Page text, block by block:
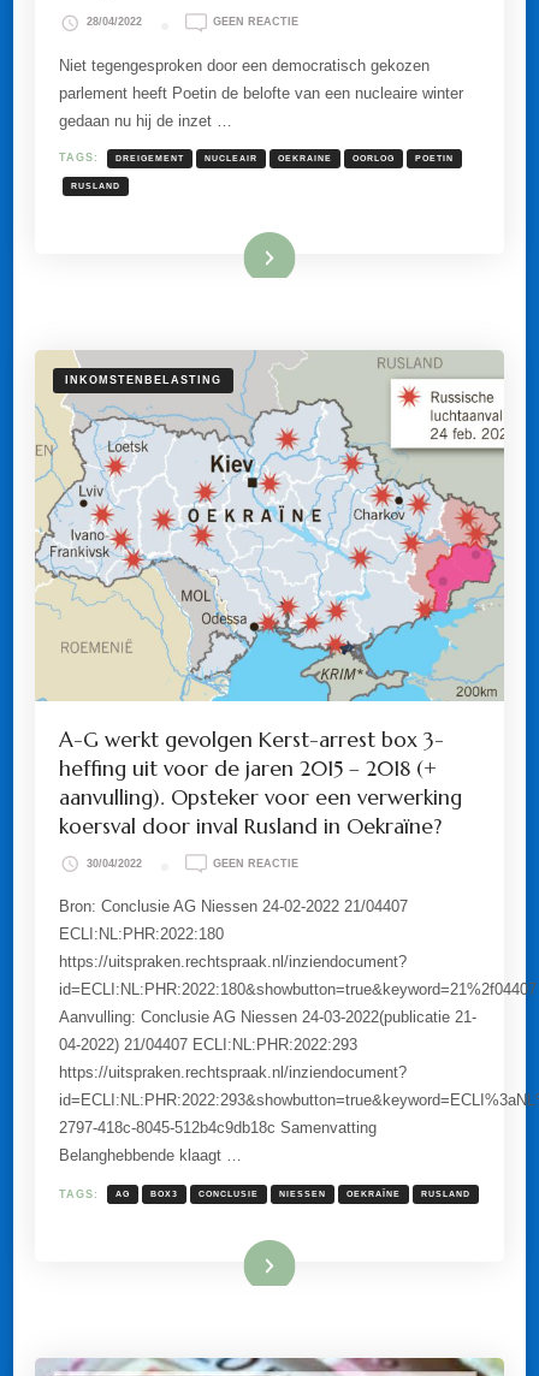
28/04/2022 GEEN REACTIEOP
AUTOCRAAT
MET
DREIGEMENT
Niet tegengesproken door een democratisch gekozen
parlement heeft Poetin de belofte van een nucleaire winter
gedaan nu hij de inzet …
TAGS: DREIGEMENT NUCLEAIR OEKRAINE OORLOG POETIN
RUSLAND
Lees meer
INKOMSTENBELASTING
A-G werkt gevolgen Kerst-arrest box 3-
heffing uit voor de jaren 2015 – 2018 (+
aanvulling). Opsteker voor een verwerking
koersval door inval Rusland in Oekraïne?
30/04/2022 GEEN REACTIEOP
G
ARREST
BOX
HEFFING
UIT
DE
JAREN
–
AANVULLING).
OPSTEKER
OEKRAÏNE?
Bron: Conclusie AG Niessen 24-02-2022 21/04407
ECLI:NL:PHR:2022:180
https://uitspraken.rechtspraak.nl/inziendocument?
id=ECLI:NL:PHR:2022:180&showbutton=true&keyword=21%2f04407
Aanvulling: Conclusie AG Niessen 24-03-2022(publicatie 21-
04-2022) 21/04407 ECLI:NL:PHR:2022:293
https://uitspraken.rechtspraak.nl/inziendocument?
2797-418c-8045-512b4c9db18c Samenvatting
Belanghebbende klaagt …
TAGS: AG BOX3 CONCLUSIE NIESSEN OEKRAÏNE RUSLAND
Lees meer